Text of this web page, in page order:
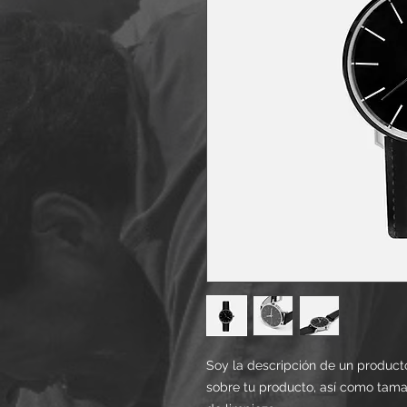
Soy la descripción de un
sobre tu producto, así como